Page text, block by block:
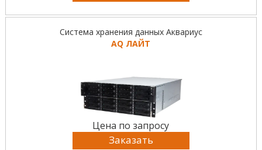
Система хранения данных Аквариус
AQ ЛАЙТ
Цена по запросу
Заказать